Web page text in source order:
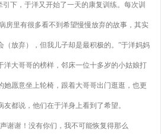
下，于洋又开始了一天的康复训练。每次训
房里有很多看不到希望慢慢放弃的故事，其实
（放弃），但我儿子却是最积极的。”于洋妈妈
洋大哥哥的榜样，邻床一位十多岁的小姑娘打
她愿意坐上轮椅，跟着大哥哥出门逛逛，也更
都说，他们在于洋身上看到了希望。
谢！没有你们，我不可能恢复得那么